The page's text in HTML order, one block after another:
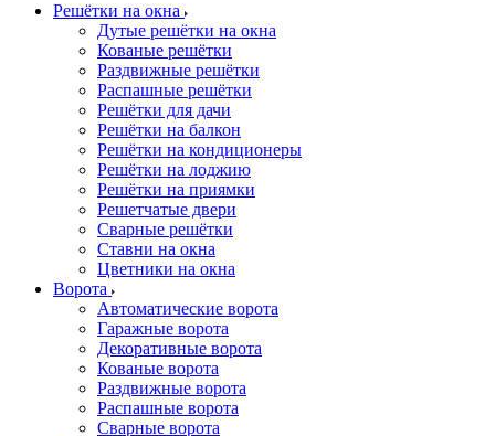
Решётки на окна
Дутые решётки на окна
Кованые решётки
Раздвижные решётки
Распашные решётки
Решётки для дачи
Решётки на балкон
Решётки на кондиционеры
Решётки на лоджию
Решётки на приямки
Решетчатые двери
Сварные решётки
Ставни на окна
Цветники на окна
Ворота
Автоматические ворота
Гаражные ворота
Декоративные ворота
Кованые ворота
Раздвижные ворота
Распашные ворота
Сварные ворота